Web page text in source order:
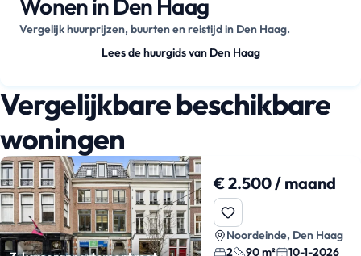
Wonen in Den Haag
Vergelijk huurprijzen, buurten en reistijd in Den Haag.
Lees de huurgids van Den Haag
Vergelijkbare beschikbare
woningen
€ 2.500 / maand
Noordeinde, Den Haag
2
90 m² 10-1-2026